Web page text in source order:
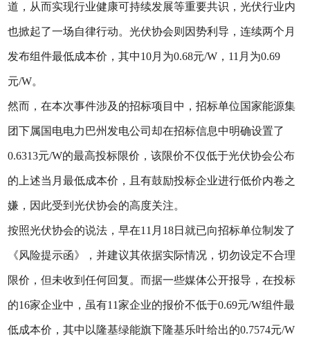
道，从而实现行业健康可持续发展等重要共识，光伏行业内
也掀起了一场自律行动。光伏协会则因势利导，连续两个月
发布组件最低成本价，其中10月为0.68元/W，11月为0.69
元/W。
然而，在本次事件涉及的招标项目中，招标单位国家能源集
团下属国电电力巴州发电公司却在招标信息中明确设置了
0.6313元/W的最高投标限价，该限价不仅低于光伏协会公布
的上述当月最低成本价，且有鼓励投标企业进行低价内卷之
嫌，因此受到光伏协会的高度关注。
按照光伏协会的说法，早在11月18日就已向招标单位制发了
《风险提示函》，并建议其依据实际情况，切勿设定不合理
限价，但未收到任何回复。而据一些媒体公开报导，在投标
的16家企业中，虽有11家企业的报价不低于0.69元/W组件最
低成本价，其中以隆基绿能旗下隆基乐叶给出的0.7574元/W